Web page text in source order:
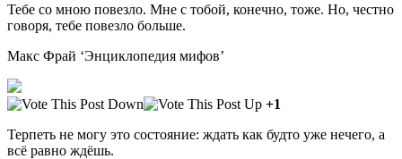
Тебе со мною повезло. Мне с тобой, конечно, тоже. Но, честно
говоря, тебе повезло больше.
Макс Фрай ‘Энциклопедия мифов’
+1
Терпеть не могу это состояние: ждать как будто уже нечего, а
всё равно ждёшь.